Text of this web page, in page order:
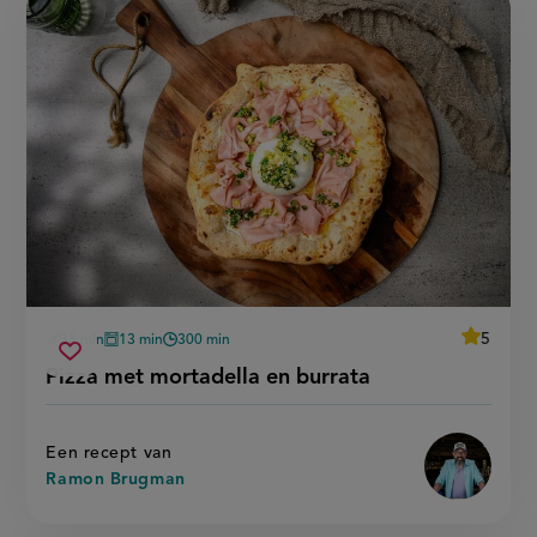
Pizza met mortadella en burrata
voorbereidingstijd
35 min
oventijd
13 min
wachttijd
300 min
average
5
burrata'
Een recept van
Ramon Brugman
Sla
pizza
met
mortadella
burrata